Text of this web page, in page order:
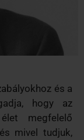
és a
hogy az
megfelelő
mivel tudjuk,